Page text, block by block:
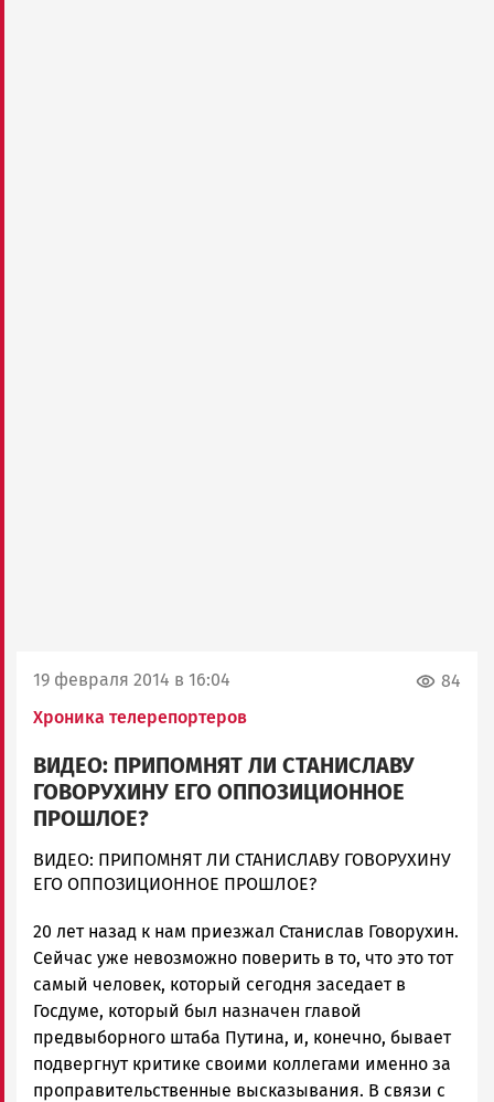
19 февраля 2014 в 16:04
Хроника телерепортеров
84
ВИДЕО: ПРИПОМНЯТ ЛИ СТАНИСЛАВУ
ГОВОРУХИНУ ЕГО ОППОЗИЦИОННОЕ
ПРОШЛОЕ?
admintimur
Новости
и
Карелии
|
Петрозаводск
ГОВОРИТ
ВИДЕО: ПРИПОМНЯТ ЛИ СТАНИСЛАВУ ГОВОРУХИНУ
ЕГО ОППОЗИЦИОННОЕ ПРОШЛОЕ?
20 лет назад к нам приезжал Станислав Говорухин.
Сейчас уже невозможно поверить в то, что это тот
самый человек, который сегодня заседает в
Госдуме, который был назначен главой
предвыборного штаба Путина, и, конечно, бывает
подвергнут критике своими коллегами именно за
проправительственные высказывания. В связи с